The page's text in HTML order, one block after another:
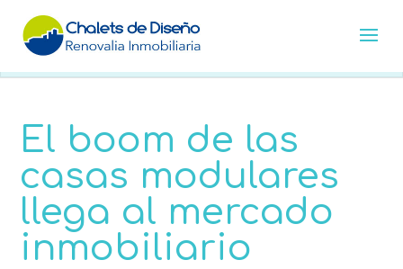
El boom de las
casas modulares
llega al mercado
inmobiliario